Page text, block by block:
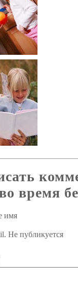
время
имя
Не публикуется